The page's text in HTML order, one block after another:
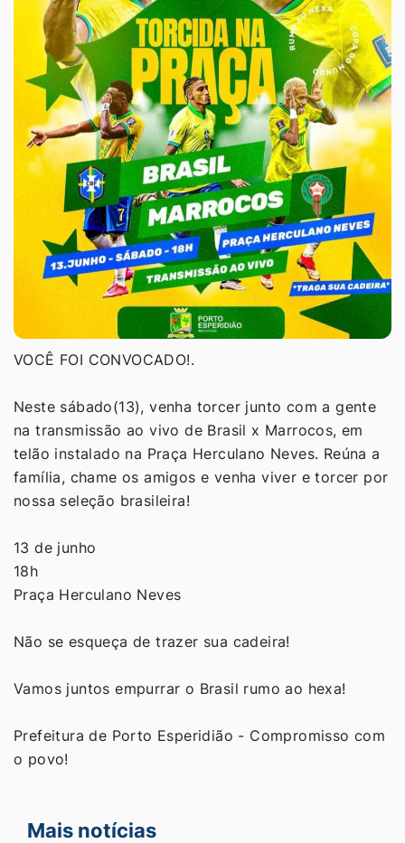
VOCÊ FOI CONVOCADO!.
Neste sábado(13), venha torcer junto com a gente
na transmissão ao vivo de Brasil x Marrocos, em
telão instalado na Praça Herculano Neves. Reúna a
família, chame os amigos e venha viver e torcer por
nossa seleção brasileira!
13 de junho
18h
Praça Herculano Neves
Não se esqueça de trazer sua cadeira!
Vamos juntos empurrar o Brasil rumo ao hexa!
Prefeitura de Porto Esperidião - Compromisso com
o povo!
Mais notícias